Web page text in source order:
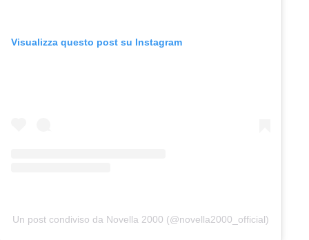
Visualizza questo post su Instagram
Un post condiviso da Novella 2000 (@novella2000_official)